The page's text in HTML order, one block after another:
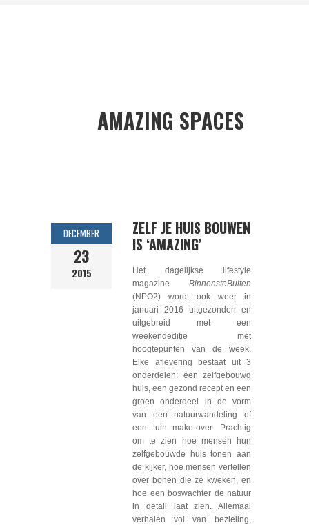
AMAZING SPACES
DECEMBER
23
2015
ZELF JE HUIS BOUWEN
IS ‘AMAZING’
Het dagelijkse lifestyle
magazine BinnensteBuiten
(NPO2) wordt ook weer in
januari 2016 uitgezonden en
uitgebreid met een
weekendeditie met
hoogtepunten van de week.
Elke aflevering bestaat uit 3
onderdelen: een zelfgebouwd
huis, een gezond recept en een
groen onderdeel in de vorm
van een natuurwandeling of
een tuin make-over. Prachtig
om te zien hoe mensen hun
zelfgebouwde huis tonen aan
de kijker, hoe mensen vertellen
over bonen die ze kweken, en
hoe een boswachter de natuur
in detail laat zien. Allemaal
verhalen vol van bezieling,